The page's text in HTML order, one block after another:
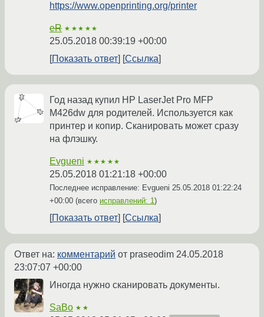
https://www.openprinting.org/printer
eR ★★★★★
25.05.2018 00:39:19 +00:00
Показать ответ
Ссылка
Год назад купил HP LaserJet Pro MFP
M426dw для родителей. Используется как
принтер и копир. Сканировать может сразу
на флэшку.
Evgueni ★★★★★
25.05.2018 01:21:18 +00:00
Последнее исправление: Evgueni 25.05.2018 01:22:24
+00:00 (всего исправлений: 1)
Показать ответ Ссылка
Ответ на: комментарий от praseodim 24.05.2018
23:07:07 +00:00
Иногда нужно сканировать документы.
SaBo ★★